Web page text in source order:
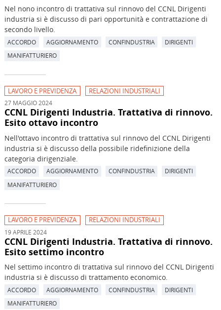
Nel nono incontro di trattativa sul rinnovo del CCNL Dirigenti
industria si è discusso di pari opportunità e contrattazione di
secondo livello.
ACCORDO AGGIORNAMENTO CONFINDUSTRIA
DIRIGENTI
MANIFATTURIERO
LAVORO E PREVIDENZA RELAZIONI INDUSTRIALI
27 MAGGIO 2024
CCNL Dirigenti Industria. Trattativa di rinnovo.
Esito ottavo incontro
Nell'ottavo incontro di trattativa sul rinnovo del CCNL Dirigenti
industria si è discusso della possibile ridefinizione della
categoria dirigenziale.
ACCORDO AGGIORNAMENTO CONFINDUSTRIA
DIRIGENTI
MANIFATTURIERO
LAVORO E PREVIDENZA RELAZIONI INDUSTRIALI
19 APRILE 2024
CCNL Dirigenti Industria. Trattativa di rinnovo.
Esito settimo incontro
Nel settimo incontro di trattativa sul rinnovo del CCNL Dirigenti
industria si è discusso di trattamento economico.
ACCORDO AGGIORNAMENTO CONFINDUSTRIA
DIRIGENTI
MANIFATTURIERO